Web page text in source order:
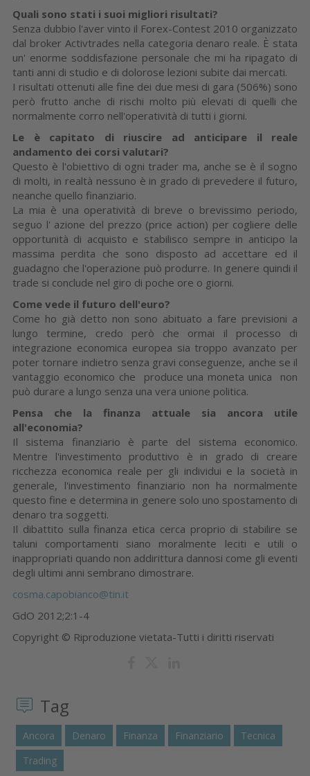
Quali sono stati i suoi migliori risultati?
Senza dubbio l'aver vinto il Forex-Contest 2010 organizzato
dal broker Activtrades nella categoria denaro reale. È stata
un' enorme soddisfazione personale che mi ha ripagato di
tanti anni di studio e di dolorose lezioni subite dai mercati.
I risultati ottenuti alle fine dei due mesi di gara (506%) sono
però frutto anche di rischi molto più elevati di quelli che
normalmente corro nell'operatività di tutti i giorni.
Le è capitato di riuscire ad anticipare il reale
andamento dei corsi valutari?
Questo è l'obiettivo di ogni trader ma, anche se è il sogno
di molti, in realtà nessuno è in grado di prevedere il futuro,
neanche quello finanziario.
La mia è una operatività di breve o brevissimo periodo,
seguo l' azione del prezzo (price action) per cogliere delle
opportunità di acquisto e stabilisco sempre in anticipo la
massima perdita che sono disposto ad accettare ed il
guadagno che l'operazione può produrre. In genere quindi il
trade si conclude nel giro di poche ore o giorni.
Come vede il futuro dell'euro?
Come ho già detto non sono abituato a fare previsioni a
lungo termine, credo però che ormai il processo di
integrazione economica europea sia troppo avanzato per
poter tornare indietro senza gravi conseguenze, anche se il
vantaggio economico che produce una moneta unica non
può durare a lungo senza una vera unione politica.
Pensa che la finanza attuale sia ancora utile
all'economia?
Il sistema finanziario è parte del sistema economico.
Mentre l'investimento produttivo è in grado di creare
ricchezza economica reale per gli individui e la società in
generale, l'investimento finanziario non ha normalmente
questo fine e determina in genere solo uno spostamento di
denaro tra soggetti.
Il dibattito sulla finanza etica cerca proprio di stabilire se
taluni comportamenti siano moralmente leciti e utili o
inappropriati quando non addirittura dannosi come gli eventi
degli ultimi anni sembrano dimostrare.
cosma.capobianco@tin.it
GdO 2012;2:1-4
Copyright © Riproduzione vietata-Tutti i diritti riservati
Tag
Ancora Denaro Finanza Finanziario
Tecnica
Trading